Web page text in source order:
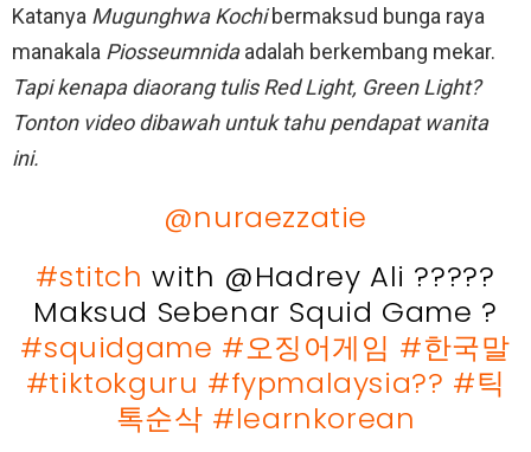
Katanya Mugunghwa Kochibermaksud bunga raya
manakala Piosseumnidaadalah berkembang mekar.
Tapi kenapa diaorang tulis Red Light, Green Light?
Tonton video dibawah untuk tahu pendapat wanita
ini.
@nuraezzatie
#stitch with @Hadrey Ali ?????
Maksud Sebenar Squid Game ?
#squidgame #오징어게임 #한국말
#tiktokguru #fypmalaysia?? #틱
톡순삭 #learnkorean